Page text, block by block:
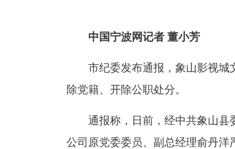
中国宁波网记者 董小芳
市纪委发布通报，象山影视城
除党籍、开除公职处分。
通报称，日前，经中共象山县
公司原党委委员、副总经理俞丹洋